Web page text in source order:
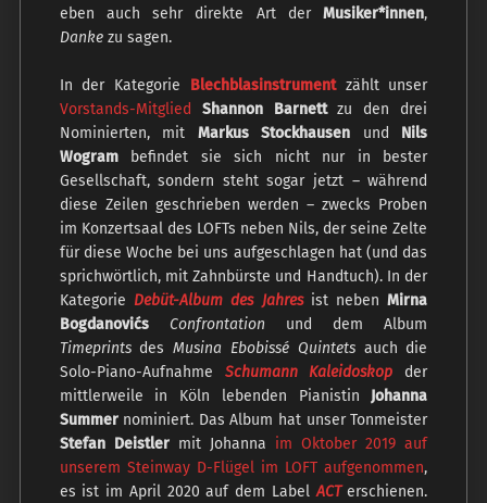
eben auch sehr direkte Art derMusiker*innen,
Dankezu sagen.
In der Kategorie Blechblasinstrumentzählt unser
Vorstands-Mitglied Shannon Barnettzu den drei
Nominierten, mit Markus Stockhausen und Nils
Wogrambefindet sie sich nicht nur in bester
Gesellschaft, sondern steht sogar jetzt – während
diese Zeilen geschrieben werden – zwecks Proben
im Konzertsaal des LOFTs neben Nils, der seine Zelte
für diese Woche bei uns aufgeschlagen hat (und das
sprichwörtlich, mit Zahnbürste und Handtuch). In der
Kategorie Debüt-Album des Jahres ist nebenMirna
Bogdanovićs
Confrontation und dem Album
TimeprintsdesMusina Ebobissé Quintetsauch die
Solo-Piano-Aufnahme Schumann Kaleidoskop
der
mittlerweile in Köln lebenden Pianistin Johanna
Summernominiert. Das Album hat unser Tonmeister
Stefan Deistlermit Johanna im Oktober 2019 auf
unserem Steinway D-Flügel im LOFT aufgenommen,
es ist im April 2020 auf dem LabelACTerschienen.